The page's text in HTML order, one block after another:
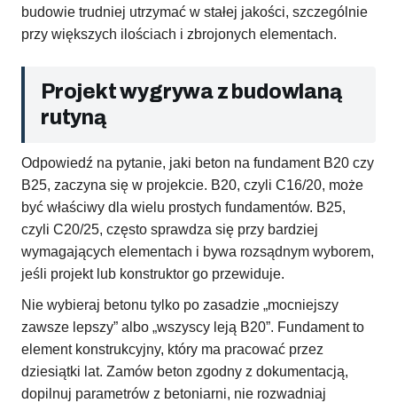
budowie trudniej utrzymać w stałej jakości, szczególnie
przy większych ilościach i zbrojonych elementach.
Projekt wygrywa z budowlaną
rutyną
Odpowiedź na pytanie, jaki beton na fundament B20 czy
B25, zaczyna się w projekcie. B20, czyli C16/20, może
być właściwy dla wielu prostych fundamentów. B25,
czyli C20/25, często sprawdza się przy bardziej
wymagających elementach i bywa rozsądnym wyborem,
jeśli projekt lub konstruktor go przewiduje.
Nie wybieraj betonu tylko po zasadzie „mocniejszy
zawsze lepszy” albo „wszyscy leją B20”. Fundament to
element konstrukcyjny, który ma pracować przez
dziesiątki lat. Zamów beton zgodny z dokumentacją,
dopilnuj parametrów z betoniarni, nie rozwadniaj